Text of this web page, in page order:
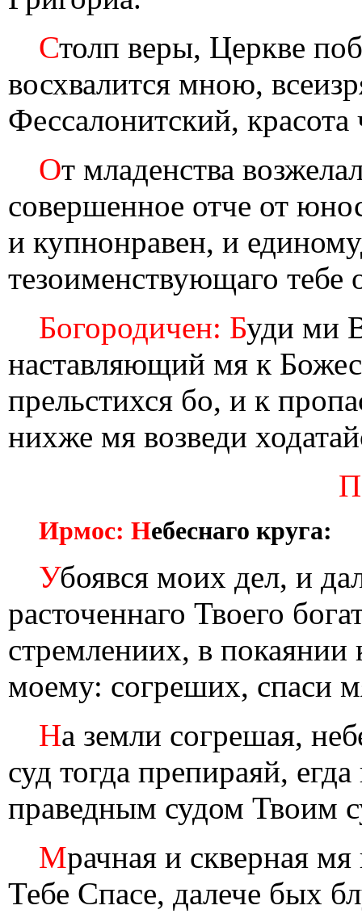
Столп веры, Церкве
восхвалится мною,
Фессалонитский,
От младенства
совершенное отче от
и купнонравен, и
тезоименствующаго тебе
Богородичен: Буди ми
наставляющий мя к
прельстихся бо, и к
нихже мя возведи
Ирмос: Небеснаго круга:
Убоявся моих дел, и
расточеннаго Твоего
стремлениих, в покаянии
моему: согреших, спаси
На земли согрешая,
суд тогда препираяй,
праведным судом Твоим
Мрачная и скверная
Тебе Спасе, далече бых